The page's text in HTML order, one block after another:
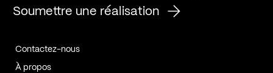
Soumettre une réalisation
Contactez-nous
À propos